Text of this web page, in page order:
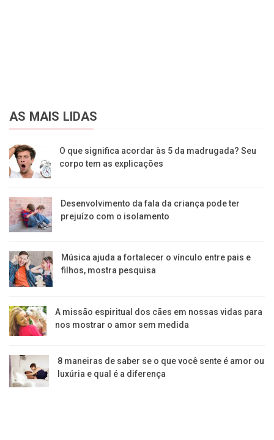
AS MAIS LIDAS
O que significa acordar às 5 da madrugada? Seu
corpo tem as explicações
Desenvolvimento da fala da criança pode ter
prejuízo com o isolamento
Música ajuda a fortalecer o vínculo entre pais e
filhos, mostra pesquisa
A missão espiritual dos cães em nossas vidas para
nos mostrar o amor sem medida
8 maneiras de saber se o que você sente é amor ou
luxúria e qual é a diferença